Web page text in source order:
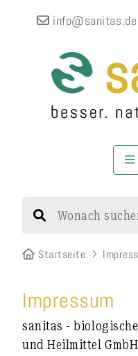
info@sanitas.de
Startseite
Impressum
sanitas -
und Heilmittel GmbH